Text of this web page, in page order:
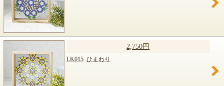
2,750円
LK015 ひまわり